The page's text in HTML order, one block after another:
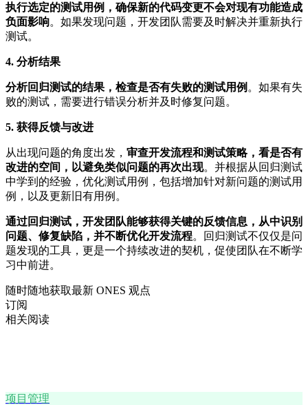
执行选定的测试用例，确保新的代码变更不会对现有功能造成
负面影响。如果发现问题，开发团队需要及时解决并重新执行
测试。
4. 分析结果
分析回归测试的结果，检查是否有失败的测试用例 。如果有失
败的测试，需要进行错误分析并及时修复问题。
5. 获得反馈与改进
从出现问题的角度出发， 审查开发流程和测试策略，看是否有
改进的空间，以避免类似问题的再次出现。并根据从回归测试
中学到的经验，优化测试用例，包括增加针对新问题的测试用
例，以及更新旧有用例。
通过回归测试，开发团队能够获得关键的反馈信息，从中识别
问题、修复缺陷，并不断优化开发流程。回归测试不仅仅是问
题发现的工具，更是一个持续改进的契机，促使团队在不断学
习中前进。
随时随地获取最新 ONES 观点
订阅
相关阅读
项目管理